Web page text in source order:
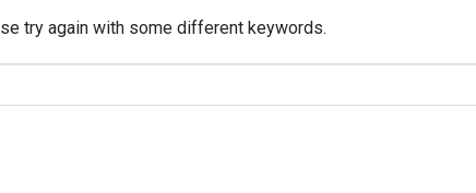
try again with some different keywords.